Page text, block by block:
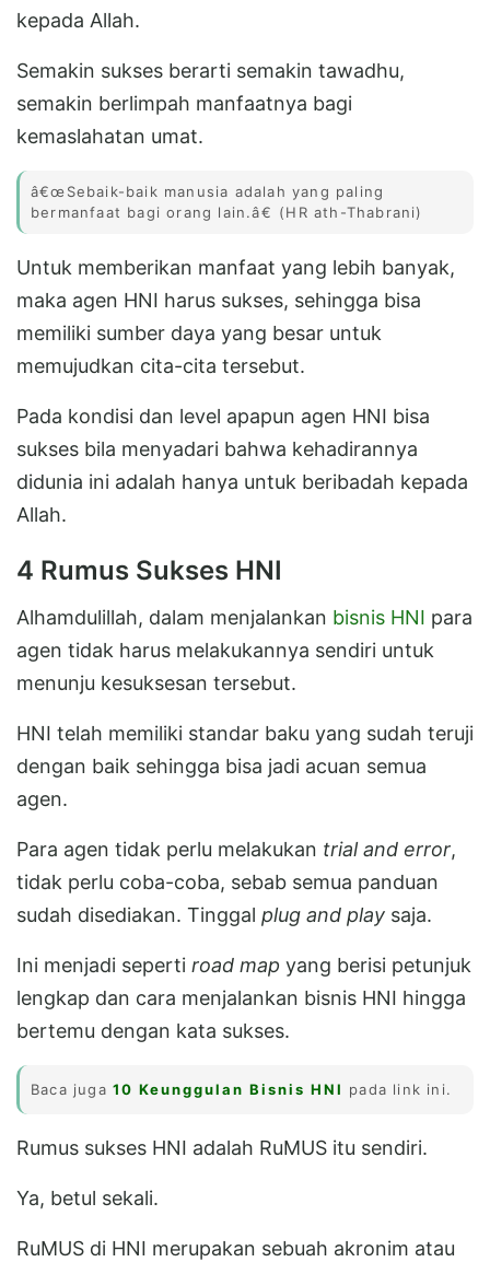
kepada Allah.
Semakin sukses berarti semakin tawadhu,
semakin berlimpah manfaatnya bagi
kemaslahatan umat.
â€œSebaik-baik manusia adalah yang paling
bermanfaat bagi orang lain.â€ (HR ath-Thabrani)
Untuk memberikan manfaat yang lebih banyak,
maka agen HNI harus sukses, sehingga bisa
memiliki sumber daya yang besar untuk
memujudkan cita-cita tersebut.
Pada kondisi dan level apapun agen HNI bisa
sukses bila menyadari bahwa kehadirannya
didunia ini adalah hanya untuk beribadah kepada
Allah.
4 Rumus Sukses HNI
Alhamdulillah, dalam menjalankan bisnis HNI para
agen tidak harus melakukannya sendiri untuk
menunju kesuksesan tersebut.
HNI telah memiliki standar baku yang sudah teruji
dengan baik sehingga bisa jadi acuan semua
agen.
Para agen tidak perlu melakukan trial and error,
tidak perlu coba-coba, sebab semua panduan
sudah disediakan. Tinggal plug and play saja.
Ini menjadi seperti road map yang berisi petunjuk
lengkap dan cara menjalankan bisnis HNI hingga
bertemu dengan kata sukses.
Baca juga 10 Keunggulan Bisnis HNI pada link ini.
Rumus sukses HNI adalah RuMUS itu sendiri.
Ya, betul sekali.
RuMUS di HNI merupakan sebuah akronim atau